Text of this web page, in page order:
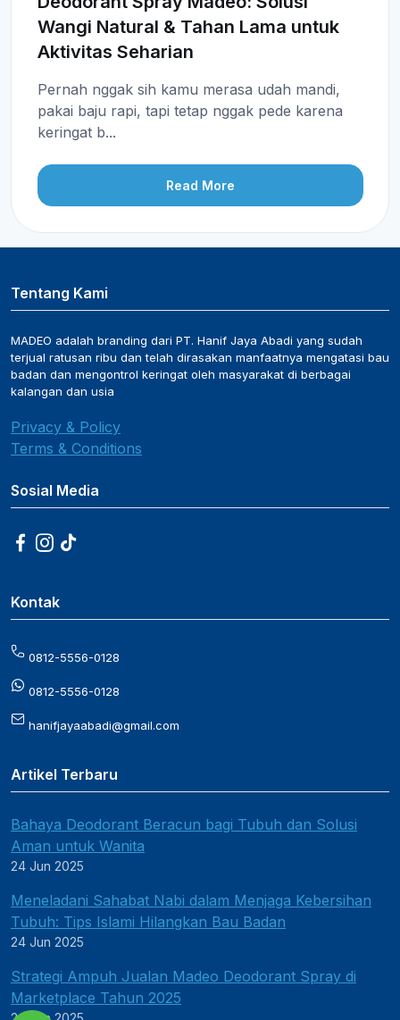
Wangi Natural & Tahan Lama untuk
Aktivitas Seharian
Pernah nggak sih kamu merasa udah mandi,
pakai baju rapi, tapi tetap nggak pede karena
keringat b...
Read More
Tentang Kami
MADEO adalah branding dari PT. Hanif Jaya Abadi yang sudah
terjual ratusan ribu dan telah dirasakan manfaatnya mengatasi bau
badan dan mengontrol keringat oleh masyarakat di berbagai
kalangan dan usia
Privacy & Policy
Terms & Conditions
Sosial Media
Kontak
0812-5556-0128
0812-5556-0128
hanifjayaabadi@gmail.com
Artikel Terbaru
Bahaya Deodorant Beracun bagi Tubuh dan Solusi
Aman untuk Wanita
24 Jun 2025
Meneladani Sahabat Nabi dalam Menjaga Kebersihan
Tubuh: Tips Islami Hilangkan Bau Badan
24 Jun 2025
Strategi Ampuh Jualan Madeo Deodorant Spray di
Marketplace Tahun 2025